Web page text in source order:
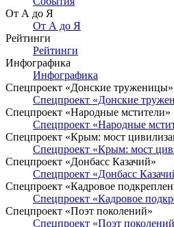
От А до Я
От А до Я
Рейтинги
Рейтинги
Инфографика
Инфографика
Спецпроект «Донские труженицы»
Спецпроект «Донские
Спецпроект «Народные мстители»
Спецпроект «Народные
Спецпроект «Крым: мост
Спецпроект «Крым: мост
Спецпроект «Донбасс Казачий»
Спецпроект «Донбасс
Спецпроект «Кадровое
Спецпроект «Кадровое
Спецпроект «Поэт поколений»
Спецпроект «Поэт